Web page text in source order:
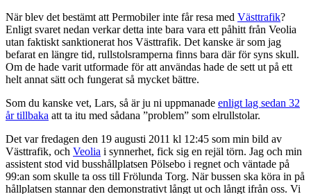
När blev det bestämt att Permobiler inte får resa med Västtrafik?
Enligt svaret nedan verkar detta inte bara vara ett påhitt från Veolia
utan faktiskt sanktionerat hos Västtrafik. Det kanske är som jag
befarat en längre tid, rullstolsramperna finns bara där för syns skull.
Om de hade varit utformade för att användas hade de sett ut på ett
helt annat sätt och fungerat så mycket bättre.
Som du kanske vet, Lars, så är ju ni uppmanade enligt lag sedan 32
år tillbaka att ta itu med sådana ”problem” som elrullstolar.
Det var fredagen den 19 augusti 2011 kl 12:45 som min bild av
Västtrafik, och Veolia i synnerhet, fick sig en rejäl törn. Jag och min
assistent stod vid busshållplatsen Pölsebo i regnet och väntade på
99:an som skulle ta oss till Frölunda Torg. När bussen ska köra in på
hållplatsen stannar den demonstrativt långt ut och långt ifrån oss. Vi